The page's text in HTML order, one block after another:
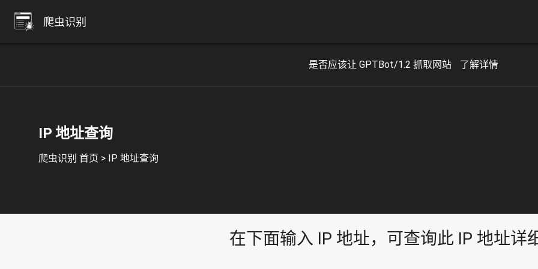
爬虫识别
是否应该让 GPTBot/1.2 抓取网站 了解详情
IP 地址查询
爬虫识别 首页 > IP 地址查询
在下面输入 IP 地址，可查询此 IP 地址详